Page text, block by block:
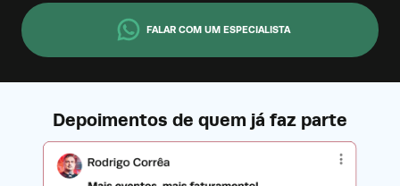
FALAR COM UM ESPECIALISTA
Depoimentos de quem já faz parte